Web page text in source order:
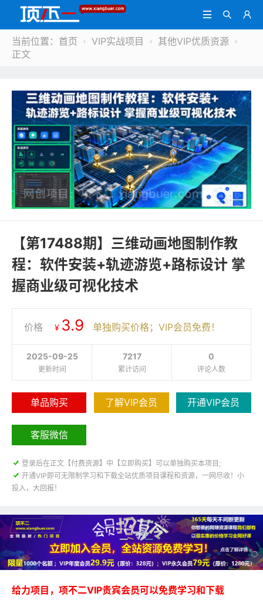



当前位置： 首页  VIP实战项目  其他VIP优质资源 
正文
【第17488期】三维动画地图制作教
程：软件安装+轨迹游览+路标设计 掌
握商业级可视化技术
价格 ¥ 3.9 单独购买价格；VIP会员免费！
0
评论人数
7217
累计访问
2025-09-25
更新时间
单品购买 了解VIP会员 开通VIP会员
客服微信
 登录后在正文【付费资源】中【立即购买】可以单独购买本项目;
 开通VIP即可无限制学习和下载全站优质项目课程和资源，一网尽收！小
投入，大回报！
给力项目，项不二VIP贵宾会员可以免费学习和下载